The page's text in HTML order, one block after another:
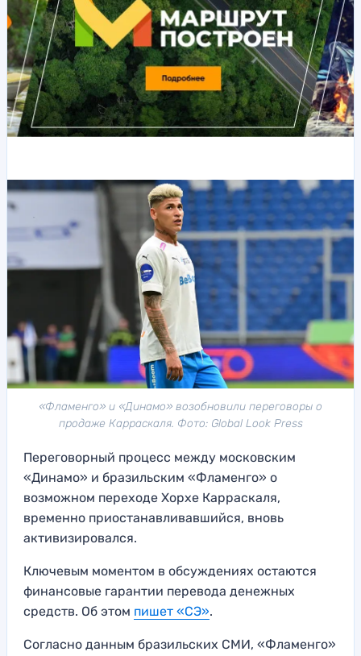
«Фламенго» и «Динамо» возобновили переговоры о
продаже Карраскаля. Фото: Global Look Press
Переговорный процесс между московским
«Динамо» и бразильским «Фламенго» о
возможном переходе Хорхе Карраскаля,
временно приостанавливавшийся, вновь
активизировался.
Ключевым моментом в обсуждениях остаются
финансовые гарантии перевода денежных
средств. Об этом пишет «СЭ».
Согласно данным бразильских СМИ, «Фламенго»